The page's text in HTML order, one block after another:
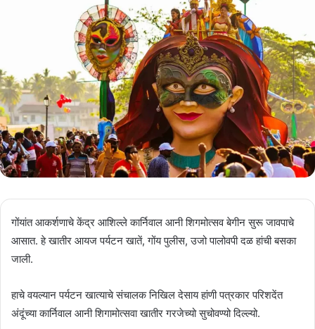
गोंयांत आकर्शणाचे केंद्र आशिल्ले कार्निवाल आनी शिगमोत्सव बेगीन सुरू जावपाचे
आसात. हे खातीर आयज पर्यटन खातें, गोंय पुलीस, उजो पालोवपी दळ हांची बसका
जाली.
हाचे वयल्यान पर्यटन खात्याचे संचालक निखिल देसाय हांणी पत्रकार परिशदेंत
अंदूंच्या कार्निवाल आनी शिगामोत्सवा खातीर गरजेच्यो सुचोवण्यो दिल्ल्यो.